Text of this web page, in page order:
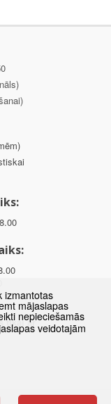
tikai ar
izmantotas
mājaslapas
nepieciešamās
veidotajām